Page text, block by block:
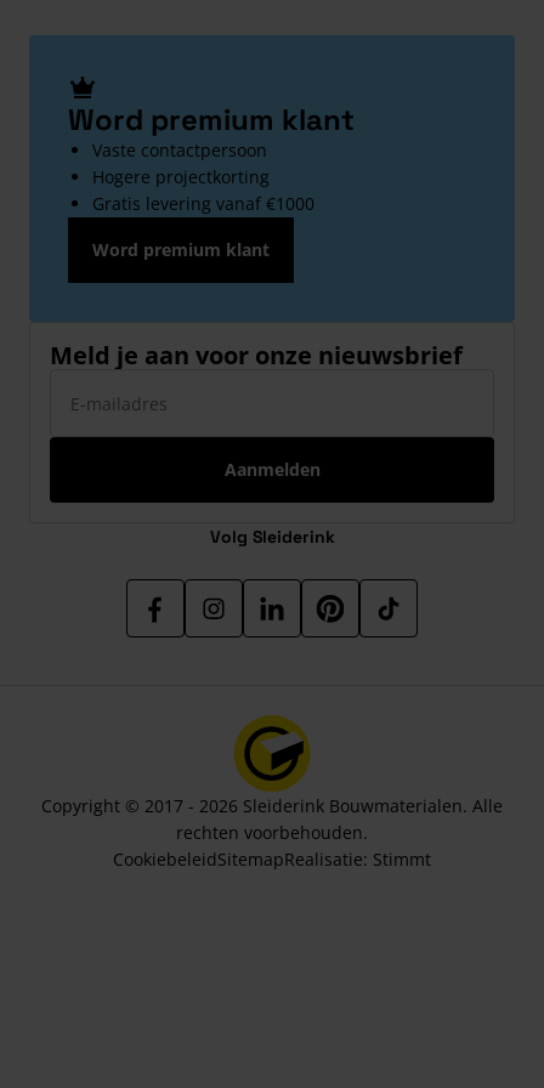
Word premium klant
Vaste contactpersoon
Hogere projectkorting
Gratis levering vanaf €1000
Word premium klant
Meld je aan voor onze nieuwsbrief
Aanmelden
Volg Sleiderink
Copyright © 2017 - 2026 Sleiderink Bouwmaterialen. Alle
rechten voorbehouden.
CookiebeleidSitemapRealisatie: Stimmt